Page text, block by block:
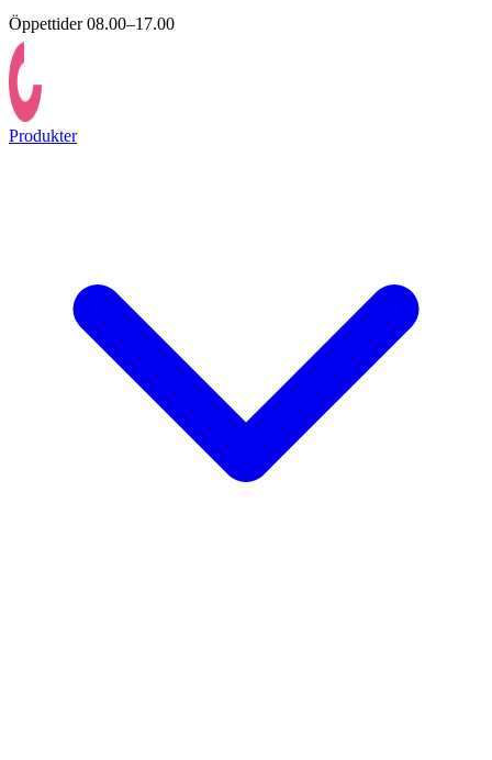
Öppettider 08.00–17.00
Produkter